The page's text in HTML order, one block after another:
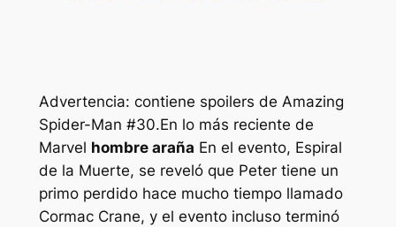
Advertencia: contiene spoilers de Amazing
Spider-Man #30.En lo más reciente de
Marvel hombre araña En el evento, Espiral
de la Muerte, se reveló que Peter tiene un
primo perdido hace mucho tiempo llamado
Cormac Crane, y el evento incluso terminó